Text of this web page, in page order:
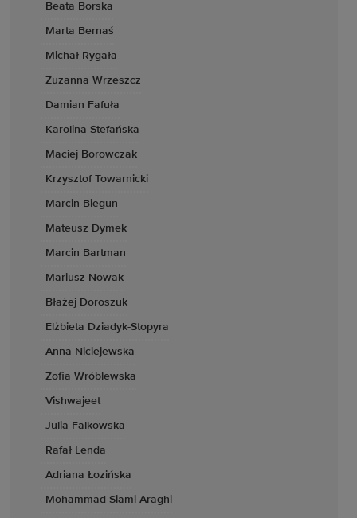
Beata Borska
Marta Bernaś
Michał Rygała
Zuzanna Wrzeszcz
Damian Fafuła
Karolina Stefańska
Maciej Borowczak
Krzysztof Towarnicki
Marcin Biegun
Mateusz Dymek
Marcin Bartman
Mariusz Nowak
Błażej Doroszuk
Elżbieta Dziadyk-Stopyra
Anna Niciejewska
Zofia Wróblewska
Vishwajeet
Julia Falkowska
Rafał Lenda
Adriana Łozińska
Mohammad Siami Araghi